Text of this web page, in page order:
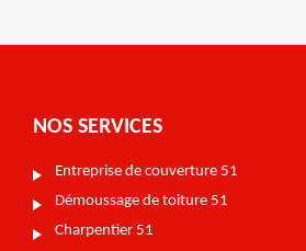
NOS SERVICES
Entreprise de couverture 51
Démoussage de toiture 51
Charpentier 51